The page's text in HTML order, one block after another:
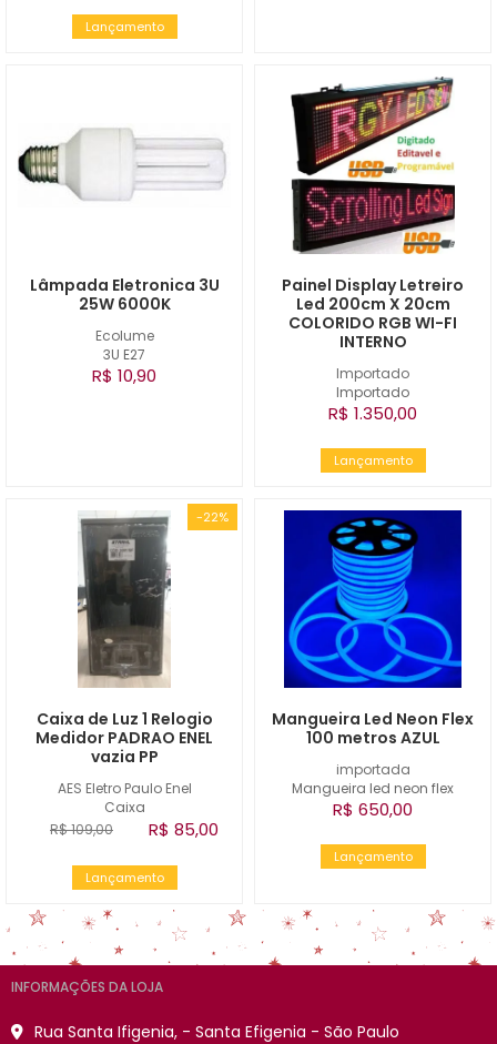
Lançamento
Ecolume
3U E27
Lâmpada Eletronica 3U
25W 6000K
R$ 10,90
Importado
Importado
Painel Display Letreiro
Led 200cm X 20cm
COLORIDO RGB WI-FI
INTERNO
R$ 1.350,00
Lançamento
-22%
AES Eletro Paulo Enel
Caixa
Caixa de Luz 1 Relogio
Medidor PADRAO ENEL
vazia PP
R$ 109,00 R$ 85,00
Lançamento
importada
Mangueira led neon flex
Mangueira Led Neon Flex
100 metros AZUL
R$ 650,00
Lançamento
INFORMAÇÕES DA LOJA
Rua Santa Ifigenia, - Santa Efigenia - São Paulo